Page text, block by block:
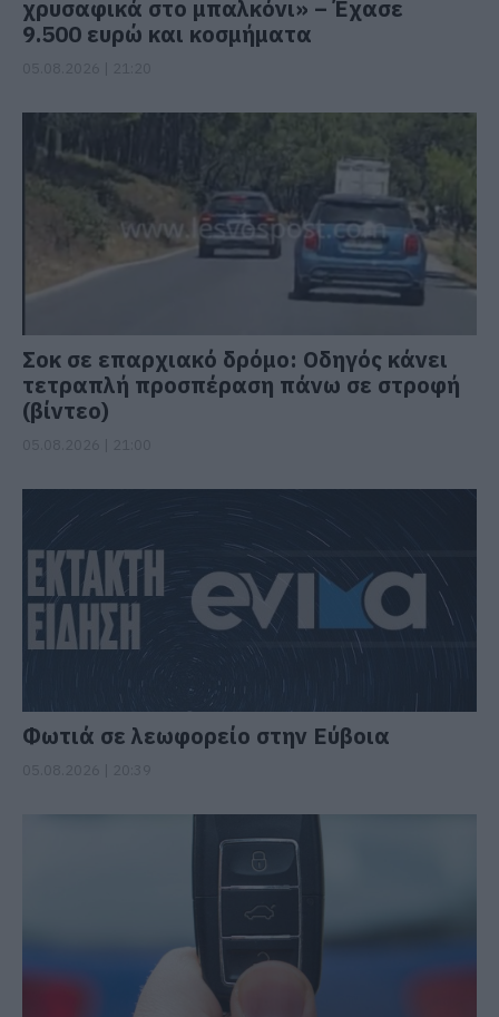
χρυσαφικά στο μπαλκόνι» – Έχασε
9.500 ευρώ και κοσμήματα
Σοκ σε επαρχιακό δρόμο: Οδηγός κάνει
τετραπλή προσπέραση πάνω σε στροφή
(βίντεο)
Φωτιά σε λεωφορείο στην Εύβοια